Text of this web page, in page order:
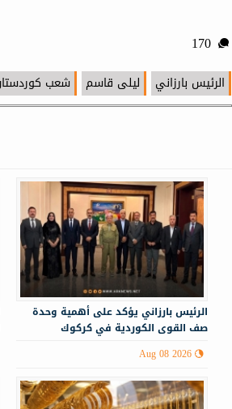
170
الرئيس بارزاني ليلى قاسم شعب
الرئيس بارزاني يؤكد على أهمية وحدة
صف القوى الكوردية في كركوك
Aug 08 2026